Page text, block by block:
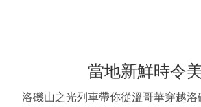
當地新鮮時令
洛磯山之光列車帶你從溫哥華穿越